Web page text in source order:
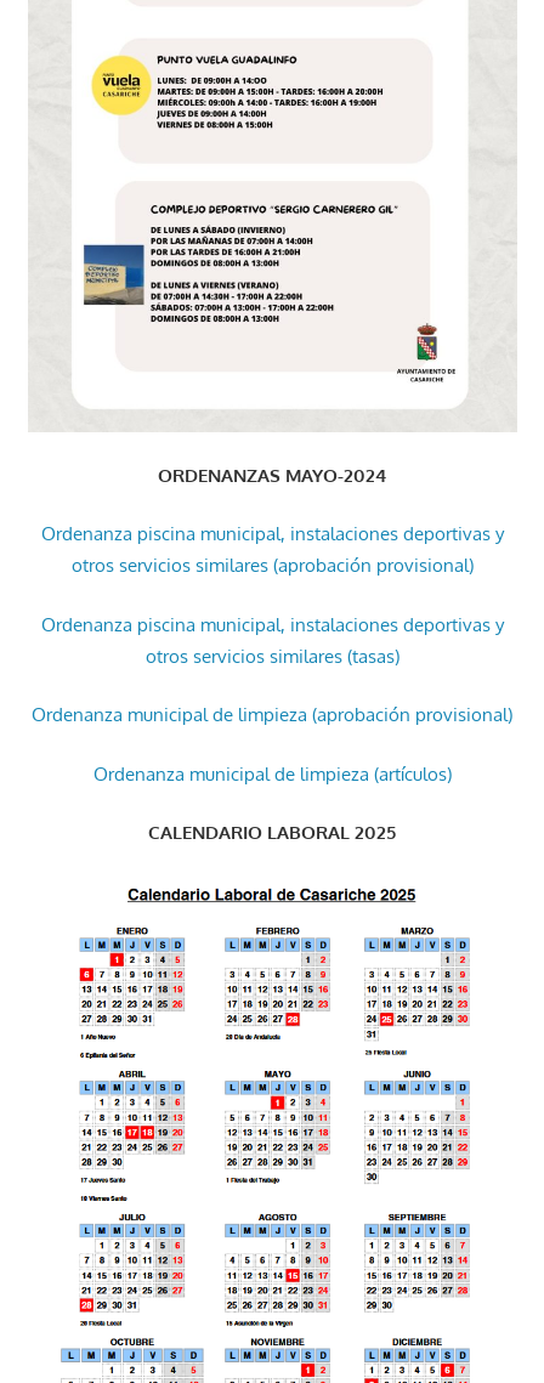
ORDENANZAS MAYO-2024
Ordenanza piscina municipal, instalaciones deportivas y
otros servicios similares (aprobación provisional)
Ordenanza piscina municipal, instalaciones deportivas y
otros servicios similares (tasas)
Ordenanza municipal de limpieza (aprobación provisional)
Ordenanza municipal de limpieza (artículos)
CALENDARIO LABORAL 2025